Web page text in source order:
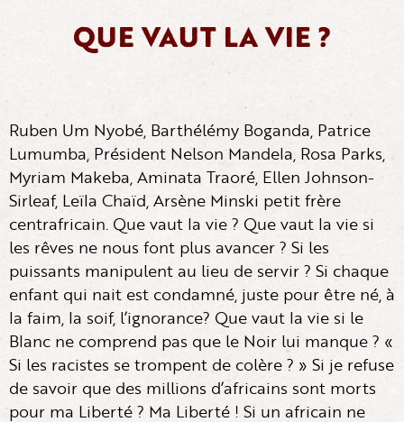
QUE VAUT LA VIE ?
Ruben Um Nyobé, Barthélémy Boganda, Patrice
Lumumba, Président Nelson Mandela, Rosa Parks,
Myriam Makeba, Aminata Traoré, Ellen Johnson-
Sirleaf, Leïla Chaïd, Arsène Minski petit frère
centrafricain. Que vaut la vie ? Que vaut la vie si
les rêves ne nous font plus avancer ? Si les
puissants manipulent au lieu de servir ? Si chaque
enfant qui nait est condamné, juste pour être né, à
la faim, la soif, l’ignorance? Que vaut la vie si le
Blanc ne comprend pas que le Noir lui manque ? «
Si les racistes se trompent de colère ? » Si je refuse
de savoir que des millions d’africains sont morts
pour ma Liberté ? Ma Liberté ! Si un africain ne